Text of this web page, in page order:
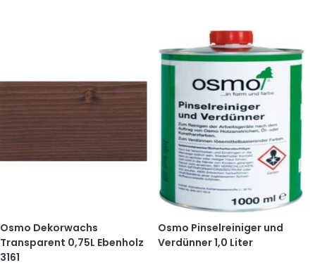
Osmo Dekorwachs
Transparent 0,75L Ebenholz
3161
Osmo Pinselreiniger und
Verdünner 1,0 Liter